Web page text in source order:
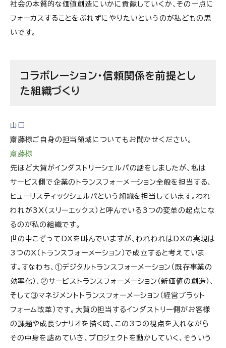
社会の本質的な価値創造にいかに貢献していくか、その一点に
フォーカスすることをぶれずにやりたいというのが私どもの思
いです。
コラボレーション・信頼関係を前提とし
た組織づくり
山口
齋藤様ご自身の担当領域についてもお聞かせください。
齋藤様
先ほど大賀がインダストリーシェルパの話をしましたが、私は
サービス側で企業のトランスフォーメーション全般を担当する、
ヒューリスティックシェルパという組織を担当しています。われ
われが3X（スリーエックス）と呼んでいる3つの変革の起点にな
るのが私の組織です。
世の中こぞってDXを叫んでいますが、われわれはDXの実現は
3つのX（トランスフォーメーション）で成立すると考えていま
す。すなわち、①デジタルトランスフォーメーション（既存事業の
効率化）、②サービストランスフォーメーション（新価値の創造）、
そして③マネジメントトランスフォーメーション（経営プラット
フォーム改革）です。大賀の担当するインダストリー側がお客様
の課題や成長シナリオを描く時、この3つの視点を入れながら
その中身を詰めていき、プロジェクトを動かしていく、そういう